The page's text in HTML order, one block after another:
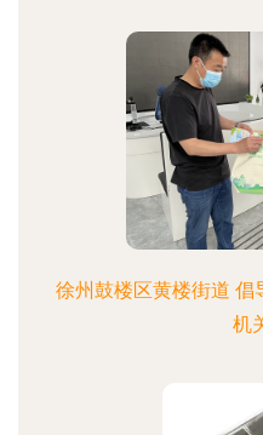
徐州鼓楼区黄楼街道
机